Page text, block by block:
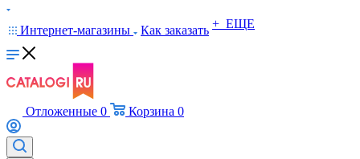
Интернет-магазины Как заказать + ЕЩЕ
Отложенные 0 Корзина 0